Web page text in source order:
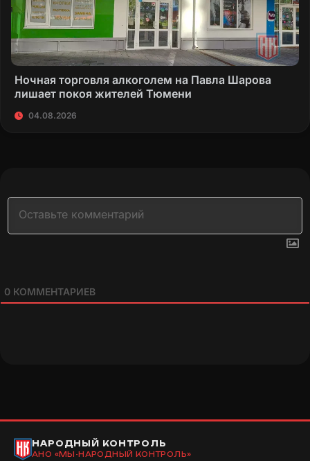
Ночная торговля алкоголем на Павла Шарова
лишает покоя жителей Тюмени
04.08.2026
0 КОММЕНТАРИЕВ
НАРОДНЫЙ КОНТРОЛЬ
АНО «МЫ-НАРОДНЫЙ КОНТРОЛЬ»